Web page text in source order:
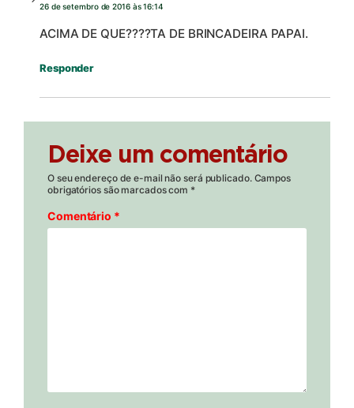
26 de setembro de 2016 às 16:14
ACIMA DE QUE????TA DE BRINCADEIRA PAPAI.
Responder
Deixe um comentário
O seu endereço de e-mail não será publicado. Campos
obrigatórios são marcados com *
Comentário *